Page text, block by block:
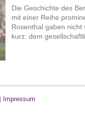
Die Geschichte des
mit einer Reihe
Rosenthal gaben
kurz: dem
Impressum